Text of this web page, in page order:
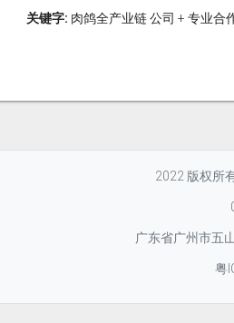
关键字: 肉鸽全产业链 公司 + 专业合
2022 版权所
广东省广州市五
粤